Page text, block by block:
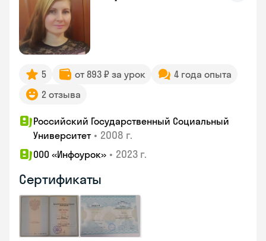
5 от 893 ₽ за урок
4 года опыта
2 отзыва
Российский Государственный Социальный
Университет • 2008 г.
ООО «Инфоурок» • 2023 г.
Сертификаты